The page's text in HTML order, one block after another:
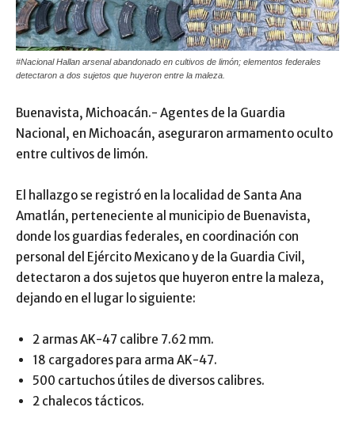
#Nacional Hallan arsenal abandonado en cultivos de limón; elementos federales
detectaron a dos sujetos que huyeron entre la maleza.
Buenavista, Michoacán.- Agentes de la Guardia
Nacional, en Michoacán, aseguraron armamento oculto
entre cultivos de limón.
El hallazgo se registró en la localidad de Santa Ana
Amatlán, perteneciente al municipio de Buenavista,
donde los guardias federales, en coordinación con
personal del Ejército Mexicano y de la Guardia Civil,
detectaron a dos sujetos que huyeron entre la maleza,
dejando en el lugar lo siguiente:
2 armas AK-47 calibre 7.62 mm.
18 cargadores para arma AK-47.
500 cartuchos útiles de diversos calibres.
2 chalecos tácticos.